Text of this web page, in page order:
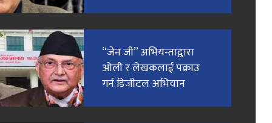
“जेन जी” अभियन्ताद्वारा
ओली र लेखकलाई पक्राउ
गर्न डिजीटल अभियान